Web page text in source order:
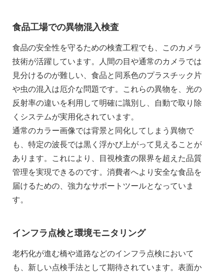
食品工場での異物混入検査
食品の安全性を守るための検査工程でも、このカメラ
技術が活躍しています。人間の目や通常のカメラでは
見分けるのが難しい、食品と同系色のプラスチック片
や虫の混入は厄介な問題です。これらの異物を、光の
反射率の違いを利用して明確に識別し、自動で取り除
くシステムが実用化されています。
通常のカラー画像では背景と同化してしまう異物で
も、特定の波長では黒く浮かび上がって見えることが
あります。これにより、目視検査の限界を超えた品質
管理を実現できるのです。消費者へより安全な食品を
届けるための、強力なサポートツールとなっていま
す。
インフラ点検と環境モニタリング
老朽化が進む橋や道路などのインフラ点検において
も、新しい点検手法として期待されています。表面か